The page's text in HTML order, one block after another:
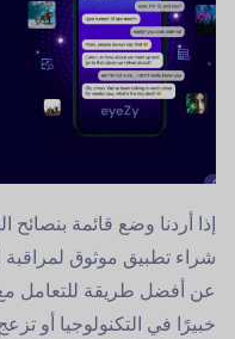
شراء تطبيق موثوق
خبيرًا في التكنولوجيا أو